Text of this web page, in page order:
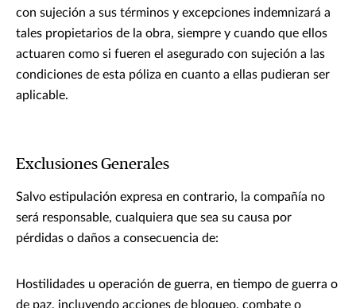
con sujeción a sus términos y excepciones indemnizará a
tales propietarios de la obra, siempre y cuando que ellos
actuaren como si fueren el asegurado con sujeción a las
condiciones de esta póliza en cuanto a ellas pudieran ser
aplicable.
Exclusiones Generales
Salvo estipulación expresa en contrario, la compañía no
será responsable, cualquiera que sea su causa por
pérdidas o daños a consecuencia de:
Hostilidades u operación de guerra, en tiempo de guerra o
de paz, incluyendo acciones de bloqueo, combate o